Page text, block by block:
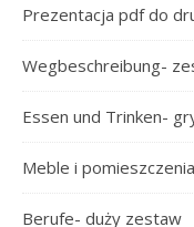
Prezentacja pdf do
Wegbeschreibung-
Essen und Trinken-
Meble i
Berufe- duży zestaw